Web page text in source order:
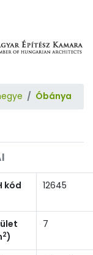
Óbánya
kód 12645
2)
7